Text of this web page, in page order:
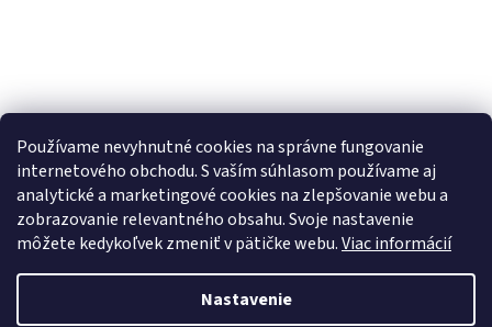
Používame nevyhnutné cookies na správne fungovanie
internetového obchodu. S vaším súhlasom používame aj
analytické a marketingové cookies na zlepšovanie webu a
zobrazovanie relevantného obsahu. Svoje nastavenie
môžete kedykoľvek zmeniť v pätičke webu.Viac informácií
Nastavenie